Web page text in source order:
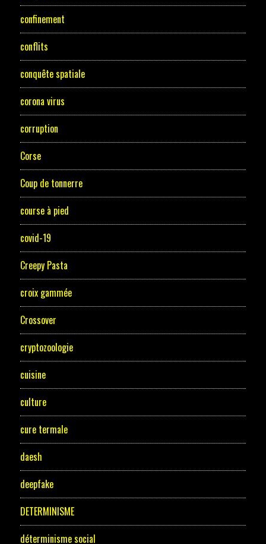
confinement
conflits
conquête spatiale
corona virus
corruption
Corse
Coup de tonnerre
course à pied
covid-19
Creepy Pasta
croix gammée
Crossover
cryptozoologie
cuisine
culture
cure termale
daesh
deepfake
DETERMINISME
déterminisme social